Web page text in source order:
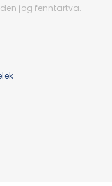
jog fenntartva.